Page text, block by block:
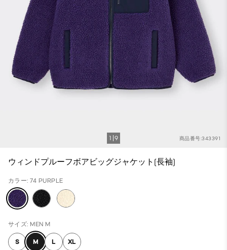
商品番号:343391
1 9
ウィンドプルーフボアビッグジャケット(長袖)
カラー: 74 PURPLE
サイズ: MEN M
S M L XL